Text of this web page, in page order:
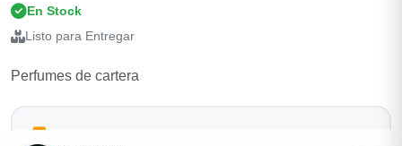
En Stock
Listo para Entregar
Perfumes de cartera